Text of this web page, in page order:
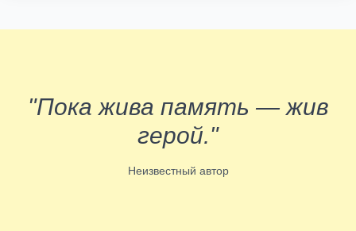
"Пока жива память — жив
герой."
Неизвестный автор